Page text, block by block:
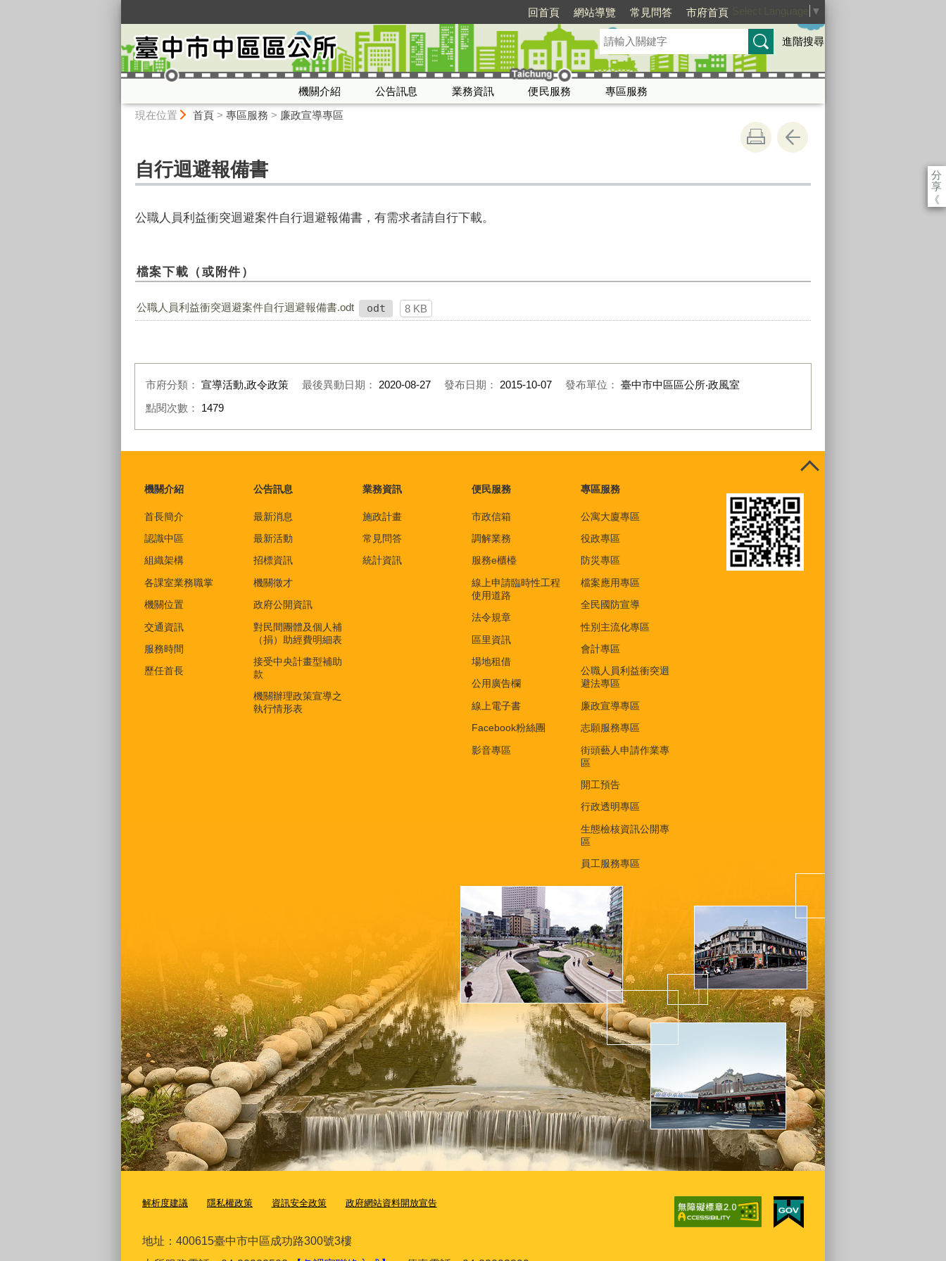
回首頁 網站導覽 常見問答 市府首頁 ▼
進階搜尋
機關介紹 公告訊息 業務資訊 便民服務
專區服務
現在位置 首頁> 專區服務 > 廉政宣導專區
分
享
《
自行迴避報備書
公職人員利益衝突迴避案件自行迴避報備書，有需求者請自行下載。
檔案下載（或附件）
公職人員利益衝突迴避案件自行迴避報備書.odt odt 8 KB
市府分類： 宣導活動,政令政策 最後異動日期： 2020-08-27 發布日期： 2015-10-07 發布單位： 臺中市中區區公所‧政風室
點閱次數： 1479
機關介紹
首長簡介
認識中區
組織架構
各課室業務職掌
機關位置
交通資訊
服務時間
歷任首長
公告訊息
最新消息
最新活動
招標資訊
機關徵才
政府公開資訊
對民間團體及個人補
（捐）助經費明細表
接受中央計畫型補助
款
機關辦理政策宣導之
執行情形表
業務資訊
施政計畫
常見問答
統計資訊
便民服務
市政信箱
調解業務
服務e櫃檯
線上申請臨時性工程
使用道路
法令規章
區里資訊
場地租借
公用廣告欄
線上電子書
Facebook粉絲團
影音專區
專區服務
公寓大廈專區
役政專區
防災專區
檔案應用專區
全民國防宣導
性別主流化專區
會計專區
公職人員利益衝突迴
避法專區
廉政宣導專區
志願服務專區
街頭藝人申請作業專
區
開工預告
行政透明專區
生態檢核資訊公開專
區
員工服務專區
解析度建議 隱私權政策 資訊安全政策 政府網站資料開放宣告
地址：400615臺中市中區成功路300號3樓